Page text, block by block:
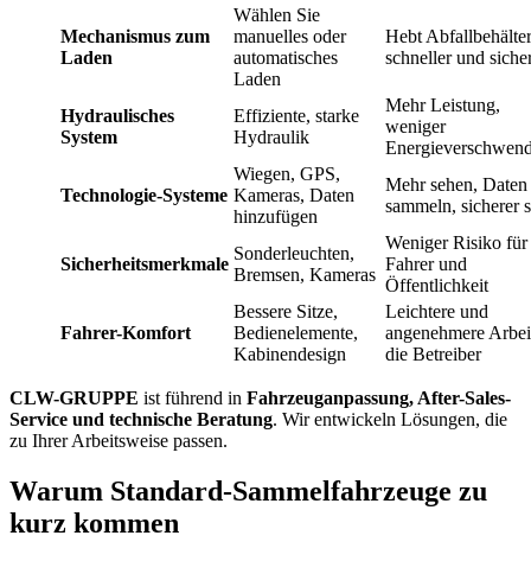
Mechanismus zum
Laden
Wählen Sie
manuelles oder
automatisches
Laden
Hebt Abfallbehälter
schneller und
Hydraulisches
System
Effiziente, starke
Hydraulik
Mehr Leistung,
weniger
Technologie-Systeme
Wiegen, GPS,
Kameras, Daten
hinzufügen
Mehr sehen, Daten
sammeln, sicherer
Sicherheitsmerkmale
Sonderleuchten,
Bremsen, Kameras
Weniger Risiko für
Fahrer und
Öffentlichkeit
Fahrer-Komfort
Bessere Sitze,
Bedienelemente,
Kabinendesign
Leichtere und
angenehmere
die Betreiber
CLW-GRUPPE ist führend in Fahrzeuganpassung, After-Sales-
Service und technische Beratung. Wir entwickeln Lösungen, die
zu Ihrer Arbeitsweise passen.
Warum Standard-Sammelfahrzeuge zu
kurz kommen